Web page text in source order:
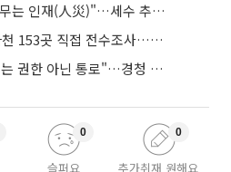
경기도의회 국힘 "7조 채무는 인재(人災)"…세수 추계 조작 의혹 제기
정명근 화성시장, 관내 하천 153곳 직접 전수조사…불법시설 정비
남종섭 의장 "소통위원회는 권한 아닌 통로"…경청 의회 만든다
슬퍼요
0
추가취재 원해요
0